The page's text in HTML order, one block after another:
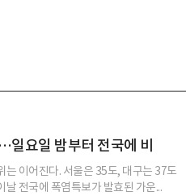
요일 밤부터 전국에 비
는 이어진다. 서울은 35도, 대구는 37도
전국에 폭염특보가 발효된 가운...